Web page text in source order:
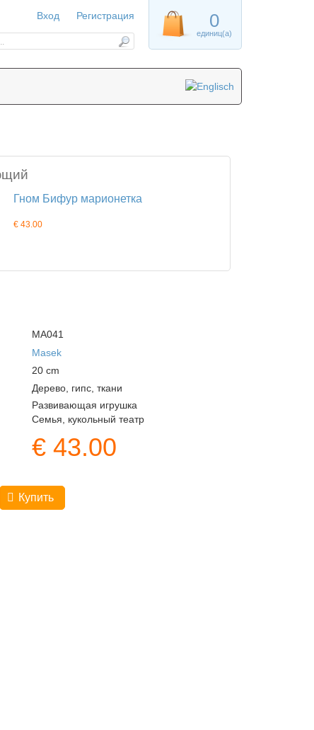
Гном Бифур марионетка
€ 43.00
MA041
Masek
20 cm
Дерево, гипс, ткани
Развивающая игрушка
Семья, кукольный театр
€ 43.00
Купить
0
единиц(а)
Вход Регистрация